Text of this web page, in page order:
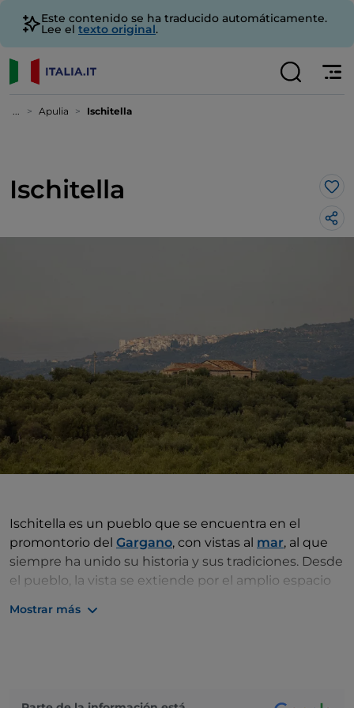
Este contenido se ha traducido automáticamente.
Lee el texto original.
... Apulia Ischitella
Ischitella Me
Ischitella es un pueblo que se encuentra en el
promontorio del Gargano, con vistas al mar, al que
siempre ha unido su historia y sus tradiciones. Desde
el pueblo, la vista se extiende por el amplio espacio
Mostrar más